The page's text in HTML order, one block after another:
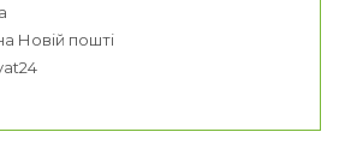
Новій пошті